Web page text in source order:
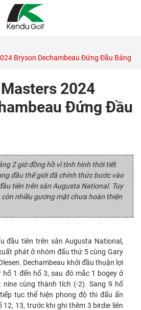
Bryson Dechambeau Đứng Đầu Bảng
2024
Đứng Đầu
2 giờ đồng hồ vì tình hình thời tiết
đầu thế giới đã chính thức bước vào
tiên trên sân Augusta National. Tuy
còn nhiều gương mặt chưa hoàn thiện
đầu tiên trên sân Augusta National,
phát ở nhóm đấu thứ 5 cùng Gary
Dechambeau khởi đầu thuận lợi
1 đến hố 3, sau đó mắc 1 bogey ở
nine cùng thành tích (-2). Sang 9 hố
tục thể hiện phong độ thi đấu ấn
13, trước khi ghi thêm 3 birdie liên